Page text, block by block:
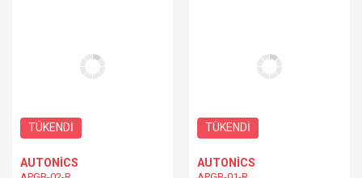
TÜKENDİ
AUTONİCS
TÜKENDİ
AUTONİCS